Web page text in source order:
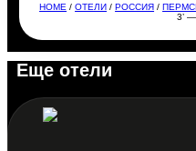
HOME /ОТЕЛИ /РОССИЯ /
3’
Еще отели